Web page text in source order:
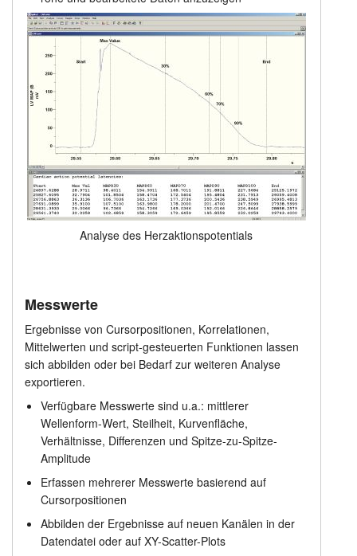
Analyse des Herzaktionspotentials
Messwerte
Ergebnisse von Cursorpositionen, Korrelationen,
Mittelwerten und script-gesteuerten Funktionen lassen
sich abbilden oder bei Bedarf zur weiteren Analyse
exportieren.
Verfügbare Messwerte sind u.a.: mittlerer
Wellenform-Wert, Steilheit, Kurvenfläche,
Verhältnisse, Differenzen und Spitze-zu-Spitze-
Amplitude
Erfassen mehrerer Messwerte basierend auf
Cursorpositionen
Abbilden der Ergebnisse auf neuen Kanälen in der
Datendatei oder auf XY-Scatter-Plots